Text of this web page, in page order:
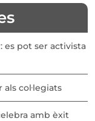
es pot ser activista
col·legiats
amb èxit